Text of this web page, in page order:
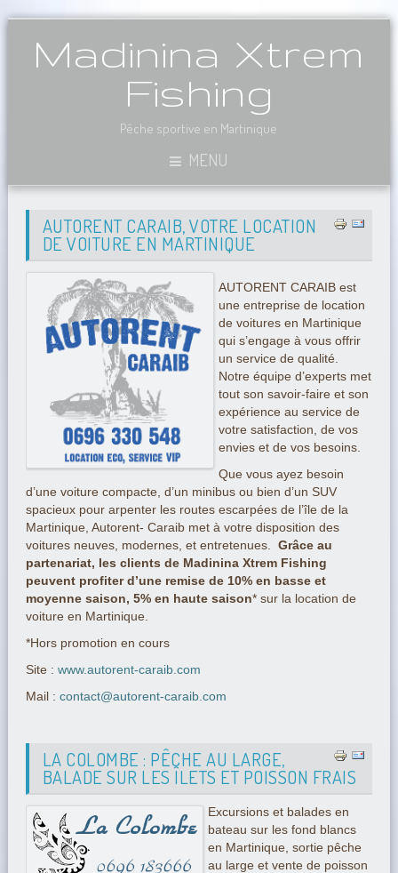
Madinina Xtrem
Fishing
Pêche sportive en Martinique
MENU
AUTORENT CARAIB, VOTRE LOCATION
DE VOITURE EN MARTINIQUE
AUTORENT CARAIB est
une entreprise de location
de voitures en Martinique
qui s’engage à vous offrir
un service de qualité.
Notre équipe d’experts met
tout son savoir-faire et son
expérience au service de
votre satisfaction, de vos
envies et de vos besoins.
Que vous ayez besoin
d’une voiture compacte, d’un minibus ou bien d’un SUV
spacieux pour arpenter les routes escarpées de l’île de la
Martinique, Autorent- Caraib met à votre disposition des
voitures neuves, modernes, et entretenues. Grâce au
partenariat, les clients de Madinina Xtrem Fishing
peuvent profiter d’une remise de 10% en basse et
moyenne saison, 5% en haute saison* sur la location de
voiture en Martinique.
*Hors promotion en cours
Site : www.autorent-caraib.com
Mail : contact@autorent-caraib.com
LA COLOMBE : PÊCHE AU LARGE,
BALADE SUR LES ÎLETS ET POISSON FRAIS
Excursions et balades en
bateau sur les fond blancs
en Martinique, sortie pêche
au large et vente de poisson